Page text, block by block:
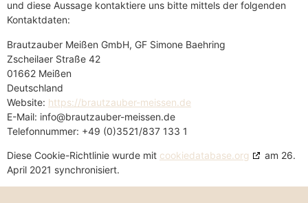
und diese Aussage kontaktiere uns bitte mittels der folgenden
Kontaktdaten:
Brautzauber Meißen GmbH, GF Simone Baehring
Zscheilaer Straße 42
01662 Meißen
Deutschland
Website: https://brautzauber-meissen.de
E-Mail: info@brautzauber-meissen.de
Telefonnummer: +49 (0)3521/837 133 1
Diese Cookie-Richtlinie wurde mit cookiedatabase.org
am 26.
April 2021 synchronisiert.